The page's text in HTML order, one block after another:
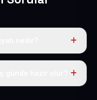
+ KDV. Bu bedele alan